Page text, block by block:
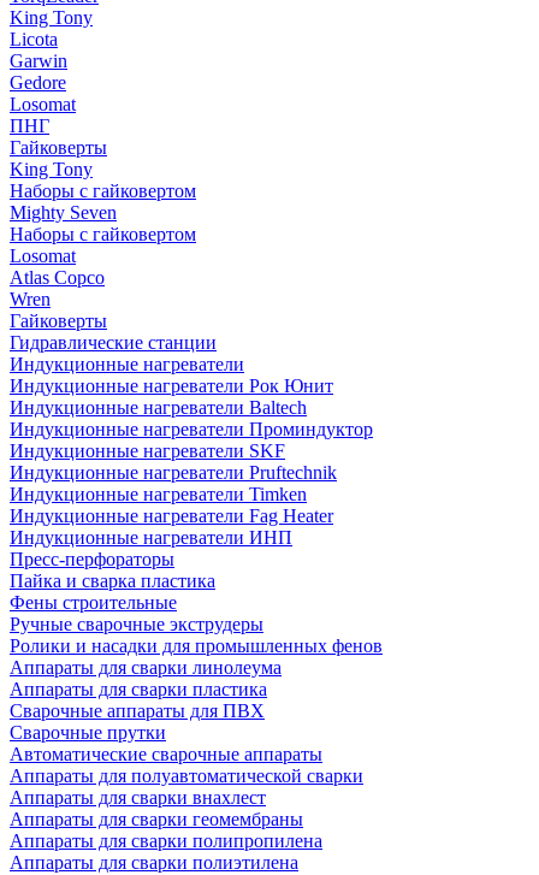
King Tony
Licota
Garwin
Gedore
Losomat
ПНГ
Гайковерты
King Tony
Наборы с гайковертом
Mighty Seven
Наборы с гайковертом
Losomat
Atlas Copco
Wren
Гайковерты
Гидравлические станции
Индукционные нагреватели
Индукционные нагреватели Рок Юнит
Индукционные нагреватели Baltech
Индукционные нагреватели Проминдуктор
Индукционные нагреватели SKF
Индукционные нагреватели Pruftechnik
Индукционные нагреватели Timken
Индукционные нагреватели Fag Heater
Индукционные нагреватели ИНП
Пресс-перфораторы
Пайка и сварка пластика
Фены строительные
Ручные сварочные экструдеры
Ролики и насадки для промышленных фенов
Аппараты для сварки линолеума
Аппараты для сварки пластика
Сварочные аппараты для ПВХ
Сварочные прутки
Автоматические сварочные аппараты
Аппараты для полуавтоматической сварки
Аппараты для сварки внахлест
Аппараты для сварки геомембраны
Аппараты для сварки полипропилена
Аппараты для сварки полиэтилена